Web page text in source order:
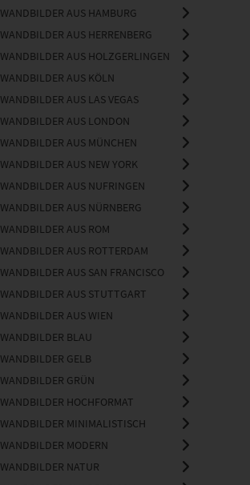
WANDBILDER AUS HAMBURG
WANDBILDER AUS HERRENBERG
WANDBILDER AUS HOLZGERLINGEN
WANDBILDER AUS KÖLN
WANDBILDER AUS LAS VEGAS
WANDBILDER AUS LONDON
WANDBILDER AUS MÜNCHEN
WANDBILDER AUS NEW YORK
WANDBILDER AUS NUFRINGEN
WANDBILDER AUS NÜRNBERG
WANDBILDER AUS ROM
WANDBILDER AUS ROTTERDAM
WANDBILDER AUS SAN FRANCISCO
WANDBILDER AUS STUTTGART
WANDBILDER AUS WIEN
WANDBILDER BLAU
WANDBILDER GELB
WANDBILDER GRÜN
WANDBILDER HOCHFORMAT
WANDBILDER MINIMALISTISCH
WANDBILDER MODERN
WANDBILDER NATUR